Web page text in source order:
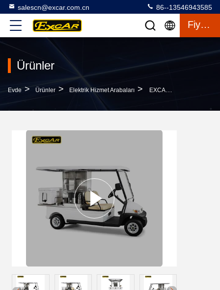
salescn@excar.com.cn 86--13546943585
Fiyat Teklifi
Ürünler
Evde > Ürünler > Elektrik Hizmet Arabaları > EXCAR 2 Koltuklu Elektrikli Golf Buggy Araba Gıda Yardımcı Sepeti 1 Yıl Garanti